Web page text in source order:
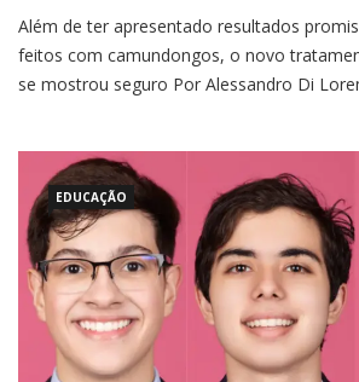
Além de ter apresentado resultados
feitos com camundongos, o novo
se mostrou seguro Por Alessandro Di
degeneração macular relacionada à idade
também pode servir como
EDUCAÇÃO